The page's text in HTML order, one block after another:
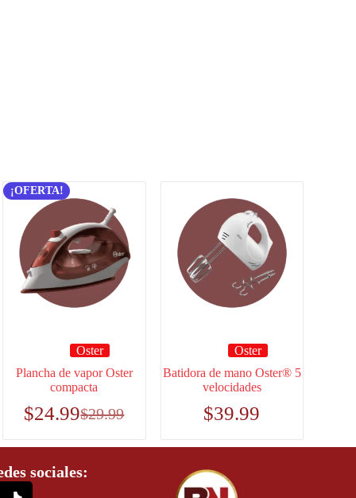
¡OFERTA!
Oster
Plancha de vapor Oster
compacta
$29.99
$24.99
Oster
Batidora de mano Oster® 5
velocidades
$39.99
sociales: